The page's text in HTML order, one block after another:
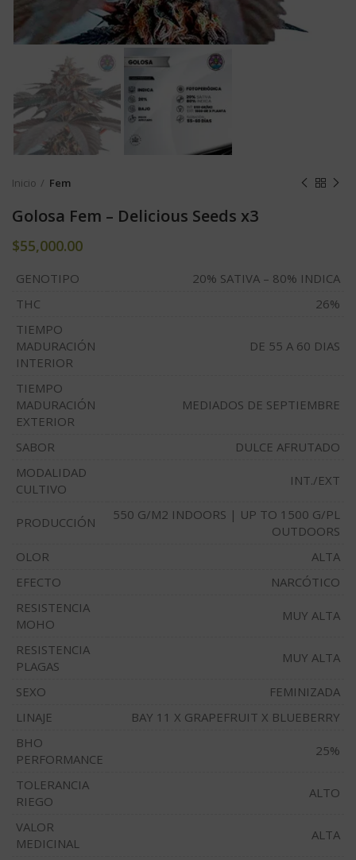
Inicio Fem
Golosa Fem – Delicious Seeds x3
$55,000.00
GENOTIPO
20% SATIVA – 80% INDICA
THC
26%
TIEMPO
MADURACIÓN
INTERIOR
DE 55 A 60 DIAS
TIEMPO
MADURACIÓN
EXTERIOR
MEDIADOS DE SEPTIEMBRE
SABOR
DULCE AFRUTADO
MODALIDAD
CULTIVO
INT./EXT
PRODUCCIÓN
550 G/M2 INDOORS | UP TO 1500 G/PL
OUTDOORS
OLOR
ALTA
EFECTO
NARCÓTICO
RESISTENCIA
MOHO
MUY ALTA
RESISTENCIA
PLAGAS
MUY ALTA
SEXO
FEMINIZADA
LINAJE
BAY 11 X GRAPEFRUIT X BLUEBERRY
BHO
PERFORMANCE
25%
TOLERANCIA
RIEGO
ALTO
VALOR
MEDICINAL
ALTA